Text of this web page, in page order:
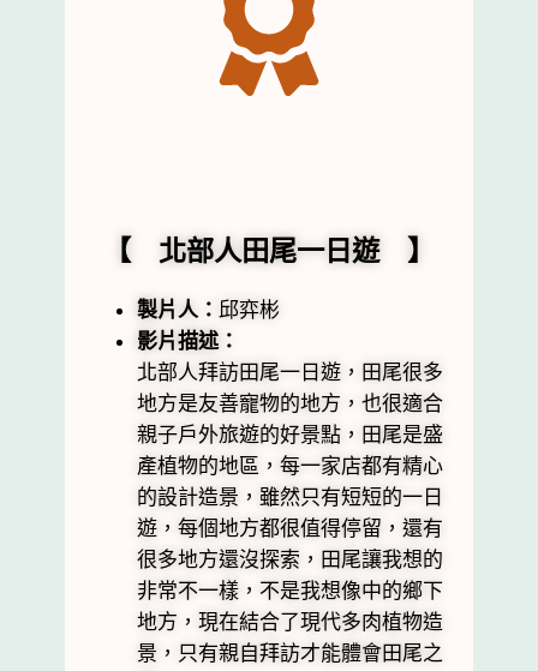
【 北部人田尾一日遊 】
製片人： 邱弈彬
影片描述：
北部人拜訪田尾一日遊，田尾很多
地方是友善寵物的地方，也很適合
親子戶外旅遊的好景點，田尾是盛
產植物的地區，每一家店都有精心
的設計造景，雖然只有短短的一日
遊，每個地方都很值得停留，還有
很多地方還沒探索，田尾讓我想的
非常不一樣，不是我想像中的鄉下
地方，現在結合了現代多肉植物造
景，只有親自拜訪才能體會田尾之